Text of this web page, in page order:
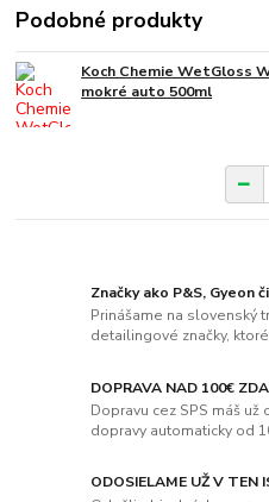
Podobné produkty
Koch Chemie WetGloss
mokré auto 500ml
Značky ako P&S, Gyeon
Prinášame na slovenský
detailingové značky,
DOPRAVA NAD 100€
Dopravu cez SPS máš
dopravy automaticky od
ODOSIELAME UŽ V TEN